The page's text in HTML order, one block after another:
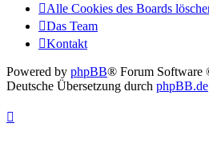
Alle Cookies des Boards
Das Team
Kontakt
Powered by phpBB® Forum Software
Deutsche Übersetzung durch phpBB.de